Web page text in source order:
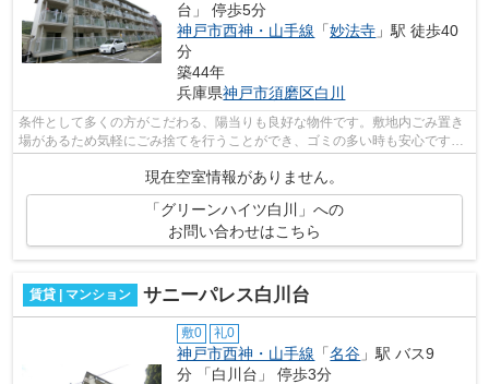
台」 停歩5分
神戸市西神・山手線 「妙法寺 」駅 徒歩40
分
築44年
兵庫県神戸市須磨区白川
条件として多くの方がこだわる、陽当りも良好な物件です。敷地内ごみ置き
場があるため気軽にごみ捨てを行うことができ、ゴミの多い時も安心です。
現在空室情報がありません。
「グリーンハイツ白川」への
お問い合わせはこちら
賃貸 | マンション サニーパレス白川台
敷0 礼0
神戸市西神・山手線 「名谷 」駅 バス9
分 「白川台」 停歩3分